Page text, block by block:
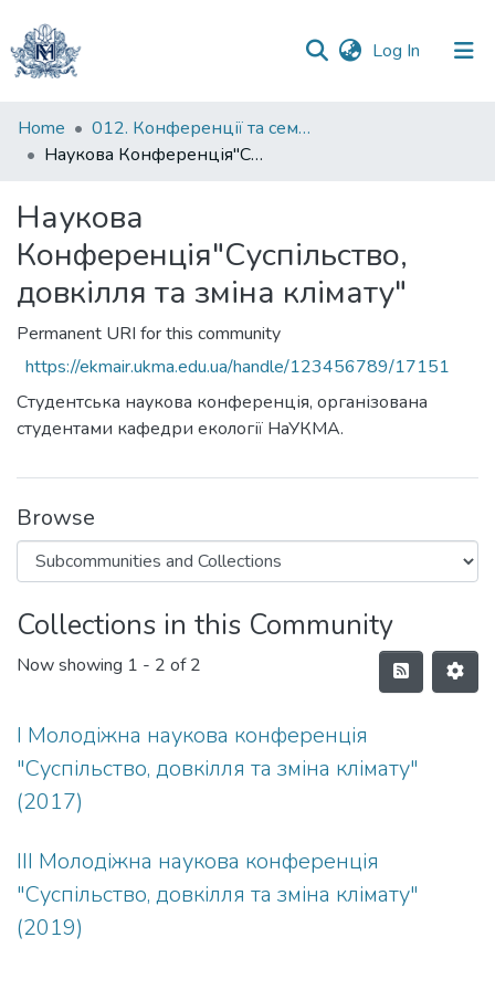
Log In (current)
Communities
&
All of DSpace
Statistics
Home
012. Конференції та семінари НаУКМА
Наукова Конференція"Суспільство, довкілля та зміна клімату"
Наукова
Конференція"Суспільство,
довкілля та зміна клімату"
Permanent URI for this community
https://ekmair.ukma.edu.ua/handle/123456789/17151
Студентська наукова конференція, організована
студентами кафедри екології НаУКМА.
Browse
Collections in this Community
Now showing 1 - 2 of 2
I Молодіжна наукова конференція
"Суспільство, довкілля та зміна клімату"
(2017)
III Молодіжна наукова конференція
"Суспільство, довкілля та зміна клімату"
(2019)